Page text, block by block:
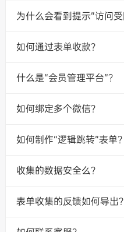
为什么会看到提示“访问
如何通过表单收款？
什么是“会员管理平台”？
如何绑定多个微信？
如何制作“逻辑跳转”表单？
收集的数据安全么？
表单收集的反馈如何导出？